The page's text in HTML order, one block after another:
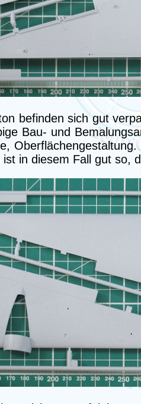
befinden sich gut
Bau- und
in diesem Fall gut so,